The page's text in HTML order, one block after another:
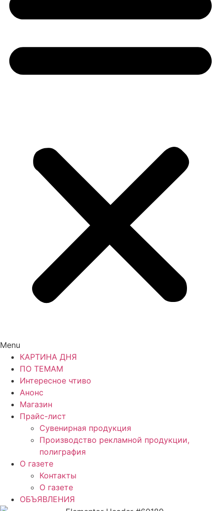
Menu
КАРТИНА ДНЯ
ПО ТЕМАМ
Интересное чтиво
Анонс
Магазин
Прайс-лист
Сувенирная продукция
Производство рекламной продукции,
полиграфия
О газете
Контакты
О газете
ОБЪЯВЛЕНИЯ